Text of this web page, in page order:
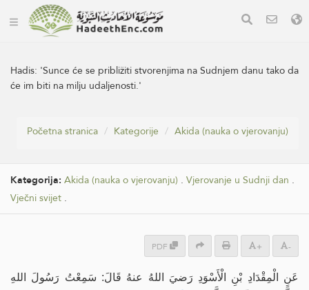
Hadis: 'Sunce će se približiti stvorenjima na Sudnjem danu tako da
će im biti na milju udaljenosti.'
Početna stranica Kategorije Akida (nauka o vjerovanju)
Kategorija: Akida (nauka o vjerovanju) . Vjerovanje u Sudnji dan .
Vječni svijet .
PDF + -
عَنِ الْمِقْدَادِ بْنِ الْأَسْوَدِ رَضيَ اللهُ عنهُ قَالَ: سَمِعْتُ رَسُولَ اللهِ